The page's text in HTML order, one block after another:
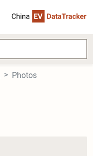
Photos